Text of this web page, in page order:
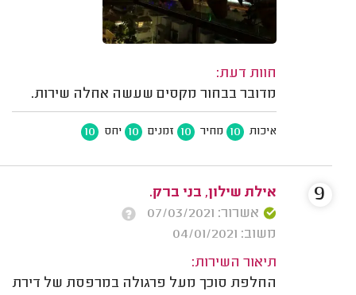
חוות דעת:
מדובר בבחור מקסים שעשה אחלה שירות.
איכות 10 מחיר 10 זמנים 10 יחס 10
אילת שילון, בני ברק.
אשרור: 07/03/2021
משוב: 04/01/2021
תיאור השירות:
החלפת סוכך מעל פרגולה במרפסת של דירת
9